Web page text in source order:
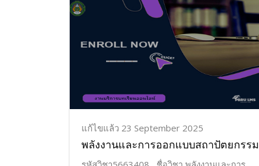
แก้ไขแล้ว 23 September 2025
พลังงานและการออกแบบสถาปัตยกรรม